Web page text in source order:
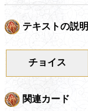
テキストの説明
チョイス
関連カード